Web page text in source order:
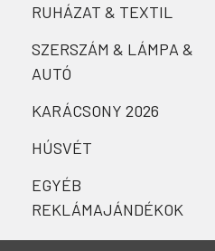
RUHÁZAT & TEXTIL
SZERSZÁM & LÁMPA &
AUTÓ
KARÁCSONY 2026
HÚSVÉT
EGYÉB
REKLÁMAJÁNDÉKOK